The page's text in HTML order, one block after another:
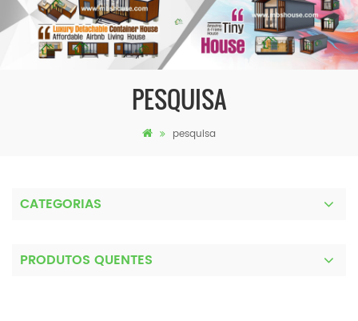
PESQUISA
pesquisa
CATEGORIAS
PRODUTOS QUENTES